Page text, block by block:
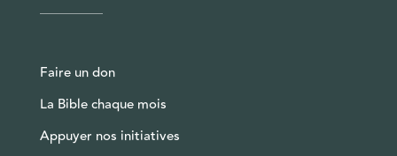
Faire un don
La Bible chaque mois
Appuyer nos initiatives